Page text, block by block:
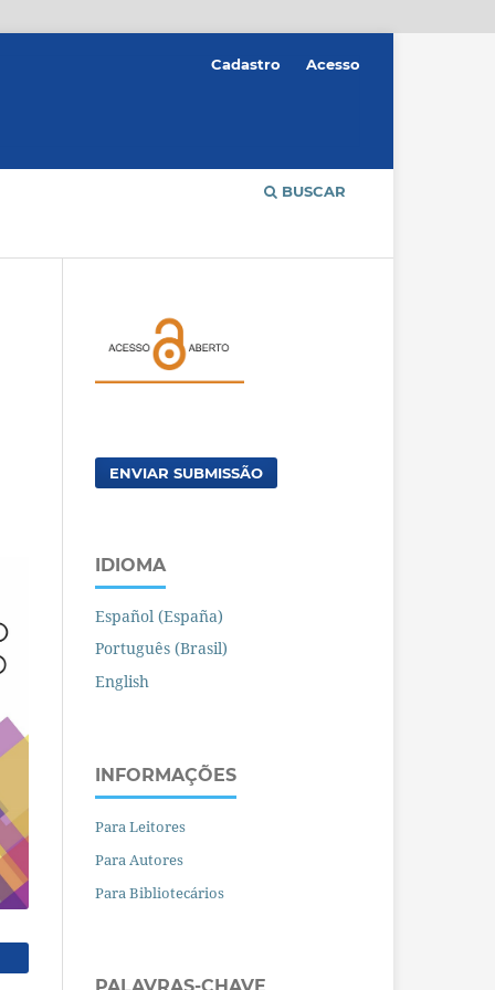
BUSCAR
Cadastro Acesso
ENVIAR SUBMISSÃO
IDIOMA
Español (España)
Português (Brasil)
English
INFORMAÇÕES
Para Leitores
Para Autores
Para Bibliotecários